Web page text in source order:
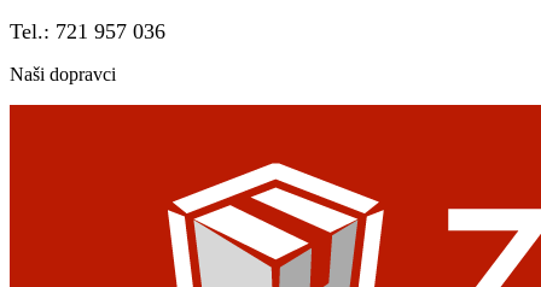
Tel.: 721 957 036
Naši dopravci